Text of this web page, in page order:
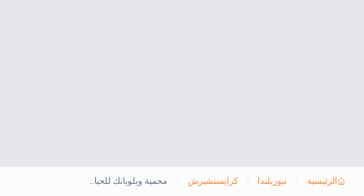
الرئيسية نيوزيلندا كرايستشيرش محمية ويلوبانك للحياة البرية